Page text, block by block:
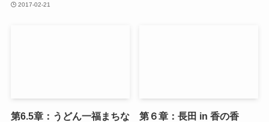
2017-02-21
第6.5章：うどん一福まちな
第６章：長田 in 香の香